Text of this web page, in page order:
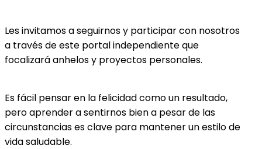
Les invitamos a seguirnos y participar con nosotros
a través de este portal independiente que
focalizará anhelos y proyectos personales.
Es fácil pensar en la felicidad como un resultado,
pero aprender a sentirnos bien a pesar de las
circunstancias es clave para mantener un estilo de
vida saludable.